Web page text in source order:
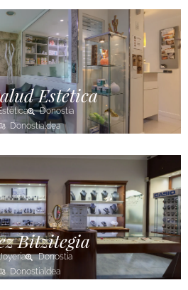
Estética
Donostia
Donostialdea
Bitzitegia
Donostia
Donostialdea